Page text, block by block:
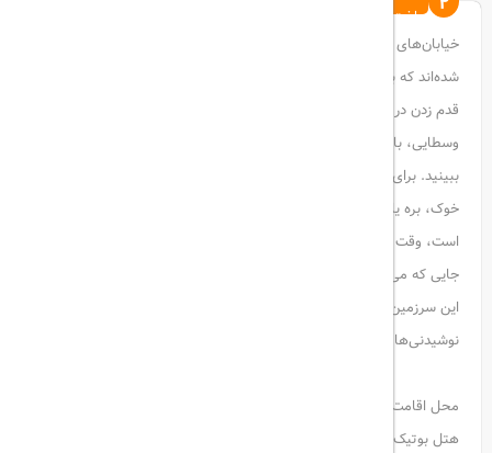
لذت ببرید
خیابان‌های باریک و خانه‌های زیبا در تفلیس قدیمی در زیر صخره‌ای جمع
شده‌اند که بالای آن دیوارهای قلعه‌ای متعلق به قرن چهارم است. پس از
قدم زدن در خطوط، قبل از رفتن به سمت مجموعه‌ای از حمام‌های قرون
وسطایی، با تله‌کابین به سمت قلعه بروید و مناظر پانوراما از شهر را
ببینید. برای صرف ناهار کوبداری، یک غذای نان پایی مانند که با گوشت
خوک، بره یا بز و مخلوطی دلچسب از پیاز و ادویه های گرجی پر شده
است، وقت بگذارید. بعد از ظهر می توانید از موزه گرجستان دیدن کنید،
جایی که می توانید به دنبال مصنوعات طلا باشید. بسیاری بر این باورند که
این سرزمین افسانه‌ای پشم طلایی است - چیزی که می‌توان با
نوشیدنی‌های عصرانه در یک میخانه محلی به آن فکر کرد.
محل اقامت:
هتل بوتیک فولک